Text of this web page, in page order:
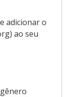
adicionar o
ao seu